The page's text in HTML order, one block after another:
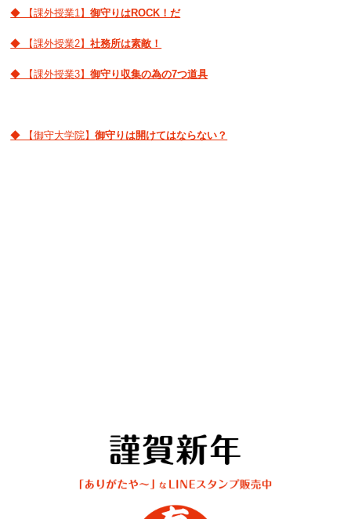
◆ 【課外授業1】御守りはROCK！だ
◆ 【課外授業2】社務所は素敵！
◆ 【課外授業3】御守り収集の為の7つ道具
◆ 【御守大学院】御守りは開けてはならない？